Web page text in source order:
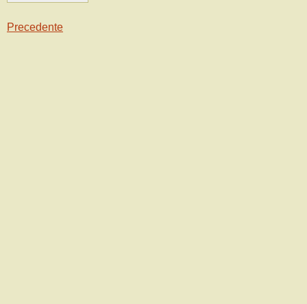
Precedente